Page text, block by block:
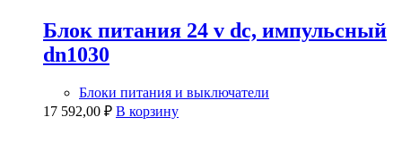
Блок питания 24 v dc, импульсный
dn1030
Блоки питания и выключатели
17 592,00 ₽ В корзину